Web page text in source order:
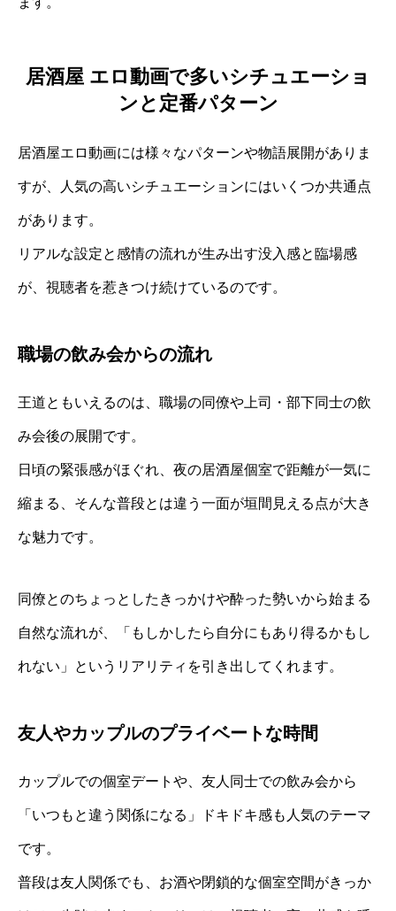
居酒屋 エロ動画で多いシチュエーショ
ンと定番パターン
居酒屋エロ動画には様々なパターンや物語展開がありま
すが、人気の高いシチュエーションにはいくつか共通点
があります。
リアルな設定と感情の流れが生み出す没入感と臨場感
が、視聴者を惹きつけ続けているのです。
職場の飲み会からの流れ
王道ともいえるのは、職場の同僚や上司・部下同士の飲
み会後の展開です。
日頃の緊張感がほぐれ、夜の居酒屋個室で距離が一気に
縮まる、そんな普段とは違う一面が垣間見える点が大き
な魅力です。
同僚とのちょっとしたきっかけや酔った勢いから始まる
自然な流れが、「もしかしたら自分にもあり得るかもし
れない」というリアリティを引き出してくれます。
友人やカップルのプライベートな時間
カップルでの個室デートや、友人同士での飲み会から
「いつもと違う関係になる」ドキドキ感も人気のテーマ
です。
普段は友人関係でも、お酒や閉鎖的な個室空間がきっか